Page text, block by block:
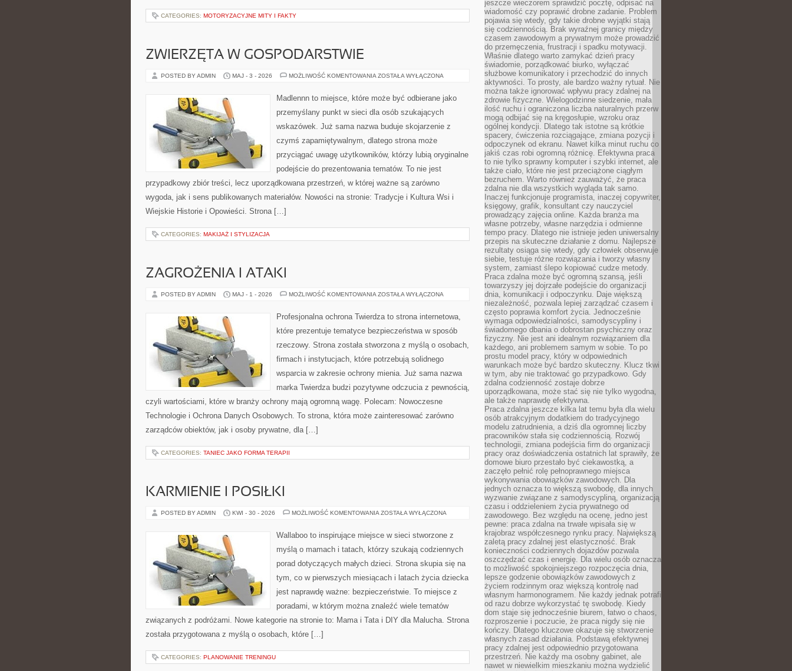
CATEGORIES: MOTORYZACYJNE MITY I FAKTY
ZWIERZĘTA W GOSPODARSTWIE
POSTED BY ADMIN MAJ - 3 - 2026 MOŻLIWOŚĆ KOMENTOWANIA ZWIERZĘTA
ZOSTAŁA WYŁĄCZONA
Madlennn to miejsce, które może być odbierane jako
przemyślany punkt w sieci dla osób szukających
wskazówek. Już sama nazwa buduje skojarzenie z
czymś zapamiętywalnym, dlatego strona może
przyciągać uwagę użytkowników, którzy lubią oryginalne
podejście do prezentowania tematów. To nie jest
przypadkowy zbiór treści, lecz uporządkowana przestrzeń, w której ważne są zarówno
wygoda, jak i sens publikowanych materiałów. Nowości na stronie: Tradycje i Kultura Wsi i
Wiejskie Historie i Opowieści. Strona […]
CATEGORIES: MAKIJAŻ I STYLIZACJA
ZAGROŻENIA I ATAKI
POSTED BY ADMIN MAJ - 1 - 2026 MOŻLIWOŚĆ KOMENTOWANIA ZAGROŻENIA
ZOSTAŁA WYŁĄCZONA
Profesjonalna ochrona Twierdza to strona internetowa,
które prezentuje tematyce bezpieczeństwa w sposób
rzeczowy. Strona została stworzona z myślą o osobach,
firmach i instytucjach, które potrzebują solidnego
wsparcia w zakresie ochrony mienia. Już sama nazwa
marka Twierdza budzi pozytywne odczucia z pewnością,
czyli wartościami, które w branży ochrony mają ogromną wagę. Polecam: Nowoczesne
Technologie i Ochrona Danych Osobowych. To strona, która może zainteresować zarówno
zarządców obiektów, jak i osoby prywatne, dla […]
CATEGORIES: TANIEC JAKO FORMA TERAPII
KARMIENIE I POSIŁKI
POSTED BY ADMIN KWI - 30 - 2026 MOŻLIWOŚĆ KOMENTOWANIA KARMIENIE
ZOSTAŁA WYŁĄCZONA
Wallaboo to inspirujące miejsce w sieci stworzone z
myślą o mamach i tatach, którzy szukają codziennych
porad dotyczących małych dzieci. Strona skupia się na
tym, co w pierwszych miesiącach i latach życia dziecka
jest naprawdę ważne: bezpieczeństwie. To miejsce z
poradami, w którym można znaleźć wiele tematów
związanych z podróżami. Nowe kategorie na stronie to: Mama i Tata i DIY dla Malucha. Strona
została przygotowana z myślą o osobach, które […]
CATEGORIES: PLANOWANIE TRENINGU
jeszcze wieczorem sprawdzić pocztę, odpisać na
wiadomość czy poprawić drobne zadanie. Problem
pojawia się wtedy, gdy takie drobne wyjątki stają
się codziennością. Brak wyraźnej granicy między
czasem zawodowym a prywatnym może prowadzić
do przemęczenia, frustracji i spadku motywacji.
Właśnie dlatego warto zamykać dzień pracy
świadomie, porządkować biurko, wyłączać
służbowe komunikatory i przechodzić do innych
aktywności. To prosty, ale bardzo ważny rytuał. Nie
można także ignorować wpływu pracy zdalnej na
zdrowie fizyczne. Wielogodzinne siedzenie, mała
ilość ruchu i ograniczona liczba naturalnych przerw
mogą odbijać się na kręgosłupie, wzroku oraz
ogólnej kondycji. Dlatego tak istotne są krótkie
spacery, ćwiczenia rozciągające, zmiana pozycji i
odpoczynek od ekranu. Nawet kilka minut ruchu co
jakiś czas robi ogromną różnicę. Efektywna praca
to nie tylko sprawny komputer i szybki internet, ale
także ciało, które nie jest przeciążone ciągłym
bezruchem. Warto również zauważyć, że praca
zdalna nie dla wszystkich wygląda tak samo.
Inaczej funkcjonuje programista, inaczej copywriter,
księgowy, grafik, konsultant czy nauczyciel
prowadzący zajęcia online. Każda branża ma
własne potrzeby, własne narzędzia i odmienne
tempo pracy. Dlatego nie istnieje jeden uniwersalny
przepis na skuteczne działanie z domu. Najlepsze
rezultaty osiąga się wtedy, gdy człowiek obserwuje
siebie, testuje różne rozwiązania i tworzy własny
system, zamiast ślepo kopiować cudze metody.
Praca zdalna może być ogromną szansą, jeśli
towarzyszy jej dojrzałe podejście do organizacji
dnia, komunikacji i odpoczynku. Daje większą
niezależność, pozwala lepiej zarządzać czasem i
często poprawia komfort życia. Jednocześnie
wymaga odpowiedzialności, samodyscypliny i
świadomego dbania o dobrostan psychiczny oraz
fizyczny. Nie jest ani idealnym rozwiązaniem dla
każdego, ani problemem samym w sobie. To po
prostu model pracy, który w odpowiednich
warunkach może być bardzo skuteczny. Klucz tkwi
w tym, aby nie traktować go przypadkowo. Gdy
zdalna codzienność zostaje dobrze
uporządkowana, może stać się nie tylko wygodna,
ale także naprawdę efektywna.
Praca zdalna jeszcze kilka lat temu była dla wielu
osób atrakcyjnym dodatkiem do tradycyjnego
modelu zatrudnienia, a dziś dla ogromnej liczby
pracowników stała się codziennością. Rozwój
technologii, zmiana podejścia firm do organizacji
pracy oraz doświadczenia ostatnich lat sprawiły, że
domowe biuro przestało być ciekawostką, a
zaczęło pełnić rolę pełnoprawnego miejsca
wykonywania obowiązków zawodowych. Dla
jednych oznacza to większą swobodę, dla innych
wyzwanie związane z samodyscypliną, organizacją
czasu i oddzieleniem życia prywatnego od
zawodowego. Bez względu na ocenę, jedno jest
pewne: praca zdalna na trwałe wpisała się w
krajobraz współczesnego rynku pracy. Największą
zaletą pracy zdalnej jest elastyczność. Brak
konieczności codziennych dojazdów pozwala
oszczędzać czas i energię. Dla wielu osób oznacza
to możliwość spokojniejszego rozpoczęcia dnia,
lepsze godzenie obowiązków zawodowych z
życiem rodzinnym oraz większą kontrolę nad
własnym harmonogramem. Nie każdy jednak potrafi
od razu dobrze wykorzystać tę swobodę. Kiedy
dom staje się jednocześnie biurem, łatwo o chaos,
rozproszenie i poczucie, że praca nigdy się nie
kończy. Dlatego kluczowe okazuje się stworzenie
własnych zasad działania. Podstawą efektywnej
pracy zdalnej jest odpowiednio przygotowana
przestrzeń. Nie każdy ma osobny gabinet, ale
nawet w niewielkim mieszkaniu można wydzielić